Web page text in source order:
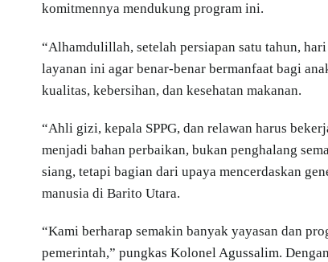
komitmennya mendukung program ini.
“Alhamdulillah, setelah persiapan satu tahun,
layanan ini agar benar-benar bermanfaat bagi
kualitas, kebersihan, dan kesehatan makanan.
“Ahli gizi, kepala SPPG, dan relawan harus
menjadi bahan perbaikan, bukan penghalang
siang, tetapi bagian dari upaya mencerdaskan
manusia di Barito Utara.
“Kami berharap semakin banyak yayasan dan
pemerintah,” pungkas Kolonel Agussalim.